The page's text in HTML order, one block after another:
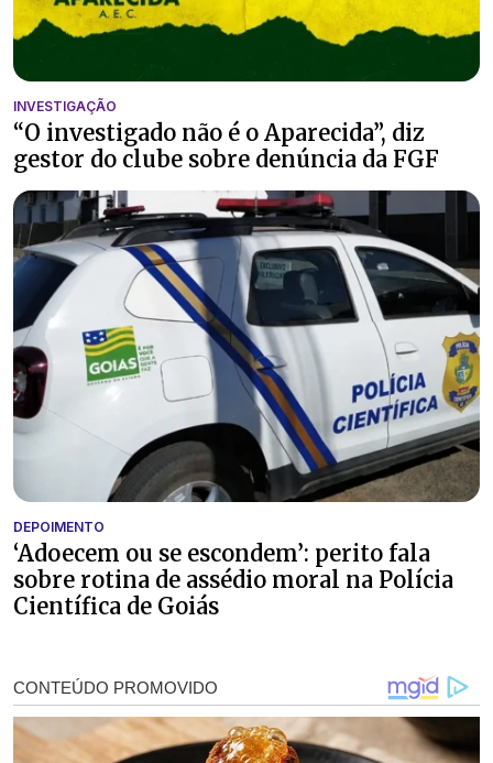
INVESTIGAÇÃO
“O investigado não é o Aparecida”, diz
gestor do clube sobre denúncia da FGF
DEPOIMENTO
‘Adoecem ou se escondem’: perito fala
sobre rotina de assédio moral na Polícia
Científica de Goiás